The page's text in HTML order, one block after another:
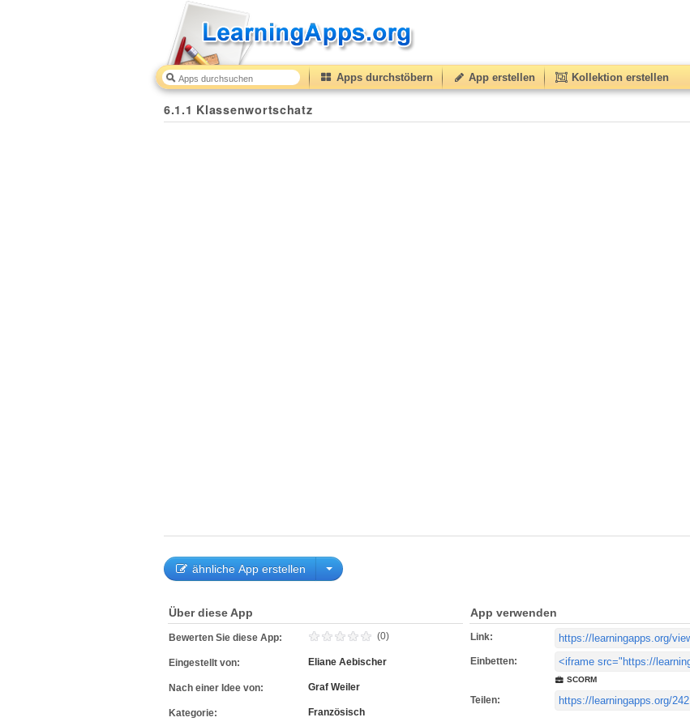
Apps durchstöbern App erstellen Kollektion erstellen
6.1.1 Klassenwortschatz
ähnliche App erstellen
Über diese App
Bewerten Sie diese App: (0)
Eingestellt von: Eliane Aebischer
Nach einer Idee von: Graf Weiler
Kategorie: Französisch
App verwenden
Link:
Einbetten:
SCORM
Teilen: